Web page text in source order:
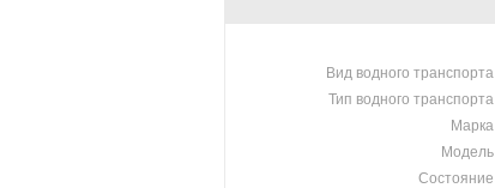
Вид водного транспорта
Тип водного транспорта
Марка
Модель
Состояние